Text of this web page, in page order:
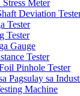
Meter
Deviation
Tester
Tester
Gauge
Tester
Pinhole Tester
Pagsulay sa
Machine